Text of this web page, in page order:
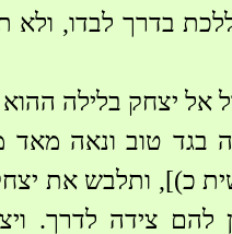
בדרך לבדו,
אל יצחק בלילה ההוא
בגד טוב ונאה
כ)], ותלבש את
צידה לדרך.